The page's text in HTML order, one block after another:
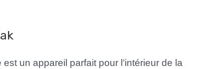
un appareil parfait pour l’intérieur de la